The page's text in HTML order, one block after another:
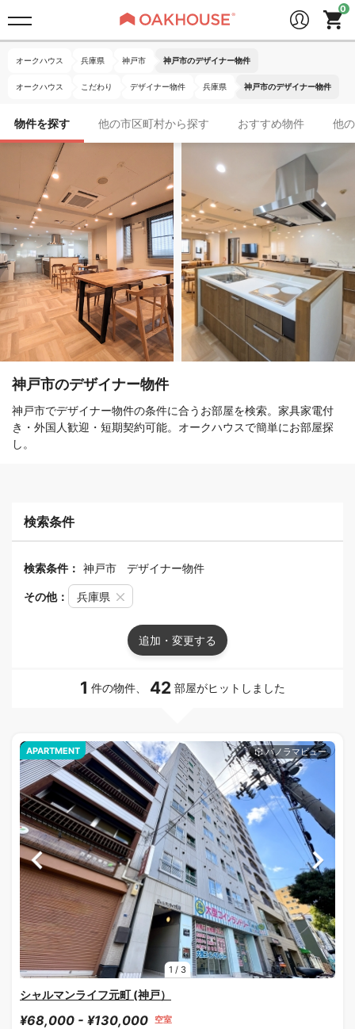
オークハウス 兵庫県 神戸市 神戸市のデザイナー物件
オークハウス こだわり デザイナー物件 兵庫県 神戸市のデザイナー物件
物件を探す 他の市区町村から探す おすすめ物件 他
神戸市のデザイナー物件
神戸市でデザイナー物件の条件に合うお部屋を検索。家具家電付
き・外国人歓迎・短期契約可能。オークハウスで簡単にお部屋探
し。
検索条件
検索条件： 神戸市 デザイナー物件
その他： 兵庫県
追加・変更する
1 件の物件、 42 部屋がヒットしました
1 / 3
APARTMENT
シャルマンライフ元町 (神戸）
¥68,000 - ¥130,000 空室